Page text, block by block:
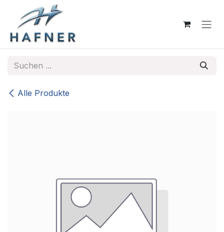
Zum Inhalt springen
Alle Produkte